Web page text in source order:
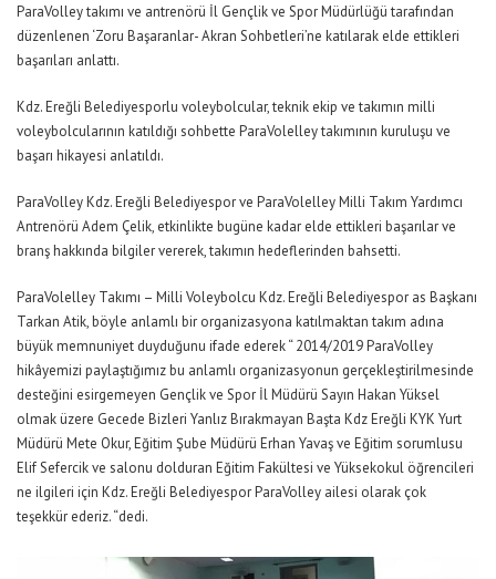
ParaVolley takımı ve antrenörü İl Gençlik ve Spor Müdürlüğü tarafından
düzenlenen ‘Zoru Başaranlar- Akran Sohbetleri’ne katılarak elde ettikleri
başarıları anlattı.
Kdz. Ereğli Belediyesporlu voleybolcular, teknik ekip ve takımın milli
voleybolcularının katıldığı sohbette ParaVolelley takımının kuruluşu ve
başarı hikayesi anlatıldı.
ParaVolley Kdz. Ereğli Belediyespor ve ParaVolelley Milli Takım Yardımcı
Antrenörü Adem Çelik, etkinlikte bugüne kadar elde ettikleri başarılar ve
branş hakkında bilgiler vererek, takımın hedeflerinden bahsetti.
ParaVolelley Takımı – Milli Voleybolcu Kdz. Ereğli Belediyespor as Başkanı
Tarkan Atik, böyle anlamlı bir organizasyona katılmaktan takım adına
büyük memnuniyet duyduğunu ifade ederek “ 2014/2019 ParaVolley
hikâyemizi paylaştığımız bu anlamlı organizasyonun gerçekleştirilmesinde
desteğini esirgemeyen Gençlik ve Spor İl Müdürü Sayın Hakan Yüksel
olmak üzere Gecede Bizleri Yanlız Bırakmayan Başta Kdz Ereğli KYK Yurt
Müdürü Mete Okur, Eğitim Şube Müdürü Erhan Yavaş ve Eğitim sorumlusu
Elif Sefercik ve salonu dolduran Eğitim Fakültesi ve Yüksekokul öğrencileri
ne ilgileri için Kdz. Ereğli Belediyespor ParaVolley ailesi olarak çok
teşekkür ederiz. “dedi.